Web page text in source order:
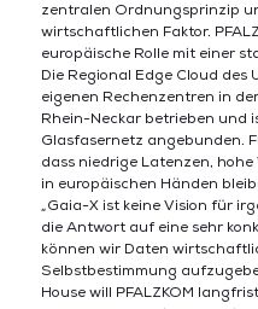
zentralen Ordnungsprinzip
wirtschaftlichen Faktor.
europäische Rolle mit einer
Die Regional Edge Cloud
eigenen Rechenzentren in
Rhein-Neckar betrieben und
Glasfasernetz angebunden.
dass niedrige Latenzen,
in europäischen Händen
„Gaia-X ist keine Vision für
die Antwort auf eine sehr
können wir Daten
Selbstbestimmung
House will PFALZKOM